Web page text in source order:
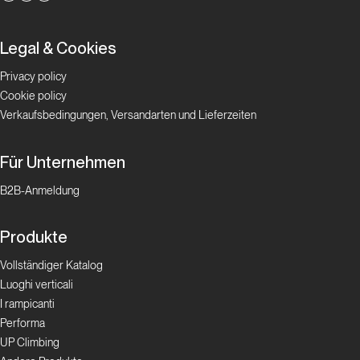
Legal & Cookies
Privacy policy
Cookie policy
Verkaufsbedingungen, Versandarten und Lieferzeiten
Für Unternehmen
B2B-Anmeldung
Produkte
Vollständiger Katalog
Luoghi verticali
I rampicanti
Performa
UP Climbing